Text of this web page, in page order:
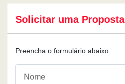
Solicitar uma Proposta
Preencha o formulário abaixo.